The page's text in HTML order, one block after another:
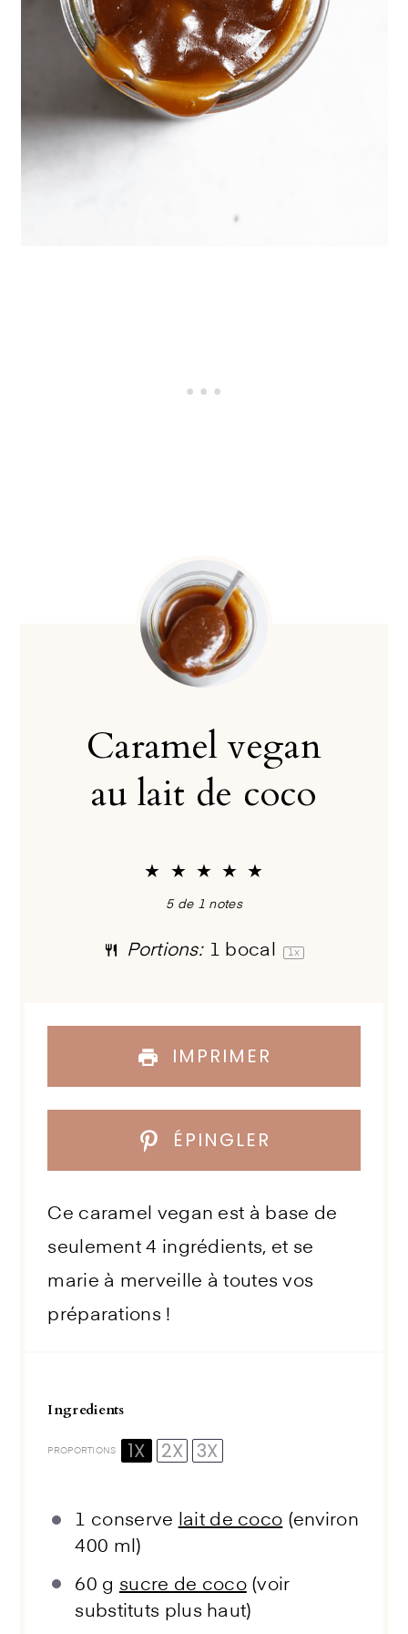
Caramel vegan
au lait de coco
★ ★ ★ ★ ★
5de 1 notes
Portions: 1 bocal 1x
IMPRIMER
ÉPINGLER
Ce caramel vegan est à base de
seulement 4 ingrédients, et se
marie à merveille à toutes vos
préparations !
Ingredients
PROPORTIONS 1X 2X 3X
1 conserve lait de coco (environ
400 ml)
60 g sucre de coco(voir
substituts plus haut)